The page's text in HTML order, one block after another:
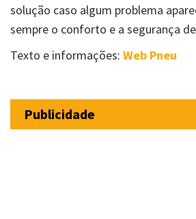
solução caso algum problema
sempre o conforto e a segurança
Texto e informações: Web Pneu
Publicidade